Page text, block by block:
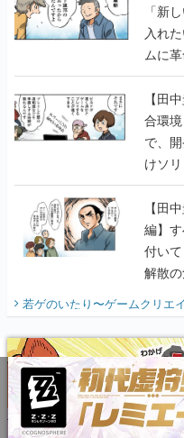
「新
入れ
ムに
のい
【田
合環
で、
けソ
に行
【田
編】
付い
解散
『少
り】
若ゲのいたり〜ゲームクリエ